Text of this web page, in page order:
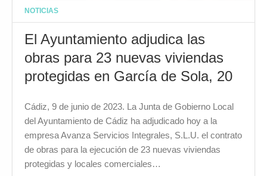
NOTICIAS
El Ayuntamiento adjudica las
obras para 23 nuevas viviendas
protegidas en García de Sola, 20
Cádiz, 9 de junio de 2023. La Junta de Gobierno Local
del Ayuntamiento de Cádiz ha adjudicado hoy a la
empresa Avanza Servicios Integrales, S.L.U. el contrato
de obras para la ejecución de 23 nuevas viviendas
protegidas y locales comerciales…